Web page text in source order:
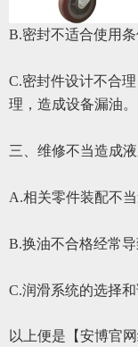
B.密封不适合使用
C.密封件设计不合
理，造成设备漏油。
三、维修不当造成
A.相关零件装配不
B.换油不合格经常导
C.润滑系统的选择
以上便是【安博官